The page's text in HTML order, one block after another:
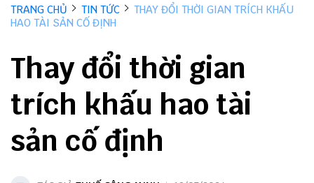
TRANG CHỦ TIN TỨC
THAY ĐỔI THỜI GIAN TRÍCH KHẤU
HAO TÀI SẢN CỐ ĐỊNH
Thay đổi thời gian
trích khấu hao tài
sản cố định